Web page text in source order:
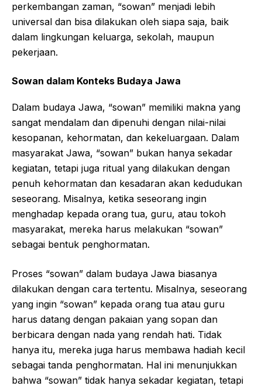
perkembangan zaman, “sowan” menjadi lebih
universal dan bisa dilakukan oleh siapa saja, baik
dalam lingkungan keluarga, sekolah, maupun
pekerjaan.
Sowan dalam Konteks Budaya Jawa
Dalam budaya Jawa, “sowan” memiliki makna yang
sangat mendalam dan dipenuhi dengan nilai-nilai
kesopanan, kehormatan, dan kekeluargaan. Dalam
masyarakat Jawa, “sowan” bukan hanya sekadar
kegiatan, tetapi juga ritual yang dilakukan dengan
penuh kehormatan dan kesadaran akan kedudukan
seseorang. Misalnya, ketika seseorang ingin
menghadap kepada orang tua, guru, atau tokoh
masyarakat, mereka harus melakukan “sowan”
sebagai bentuk penghormatan.
Proses “sowan” dalam budaya Jawa biasanya
dilakukan dengan cara tertentu. Misalnya, seseorang
yang ingin “sowan” kepada orang tua atau guru
harus datang dengan pakaian yang sopan dan
berbicara dengan nada yang rendah hati. Tidak
hanya itu, mereka juga harus membawa hadiah kecil
sebagai tanda penghormatan. Hal ini menunjukkan
bahwa “sowan” tidak hanya sekadar kegiatan, tetapi